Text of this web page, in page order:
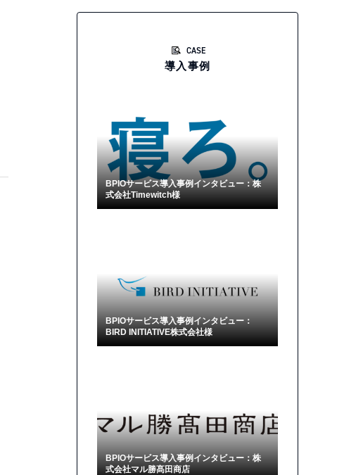
CASE
導入事例
BPIOサービス導入事例インタビュー：株
式会社Timewitch様
BPIOサービス導入事例インタビュー：
BIRD INITIATIVE株式会社様
BPIOサービス導入事例インタビュー：株
式会社マル勝髙田商店